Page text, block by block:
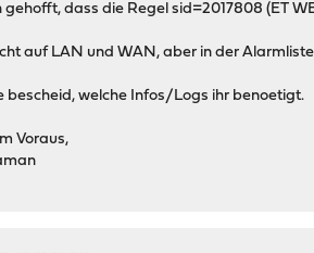
gehofft, dass die Regel sid=2017808 (ET
auf LAN und WAN, aber in der
bescheid, welche Infos/Logs ihr benoetigt.
Voraus,